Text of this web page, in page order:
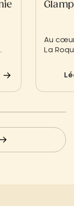
Au
La
vous